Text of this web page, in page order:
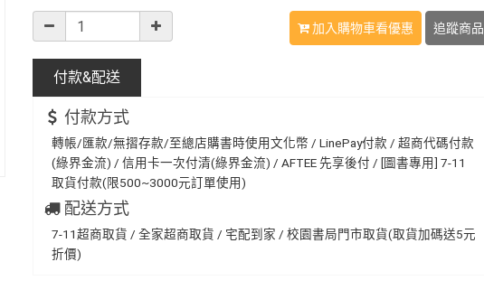
加入購物車看優惠 追蹤商品
付款&配送
付款方式
轉帳/匯款/無摺存款/至總店購書時使用文化幣 / LinePay付款 / 超商代碼付款
(綠界金流) / 信用卡一次付清(綠界金流) / AFTEE 先享後付 / [圖書專用] 7-11
取貨付款(限500~3000元訂單使用)
配送方式
7-11超商取貨 / 全家超商取貨 / 宅配到家 / 校園書局門市取貨(取貨加碼送5元
折價)